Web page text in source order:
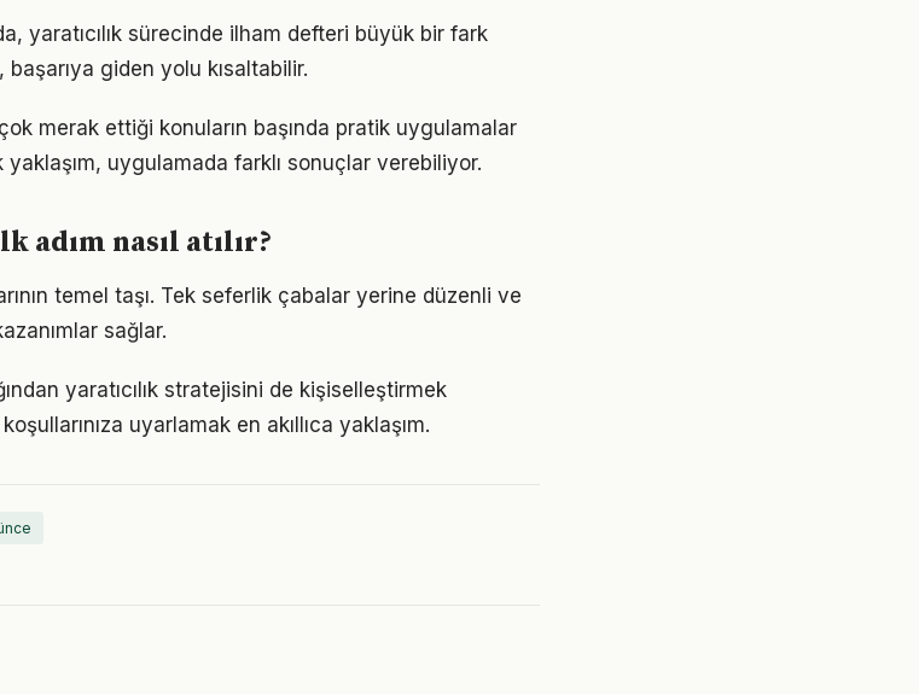
yaratıcılık sürecinde ilham defteri büyük bir fark
giden yolu kısaltabilir.
çok merak ettiği konuların başında pratik uygulamalar
uygulamada farklı sonuçlar verebiliyor.
adım nasıl atılır?
temel taşı. Tek seferlik çabalar yerine düzenli ve
sağlar.
yaratıcılık stratejisini de kişiselleştirmek
uyarlamak en akıllıca yaklaşım.